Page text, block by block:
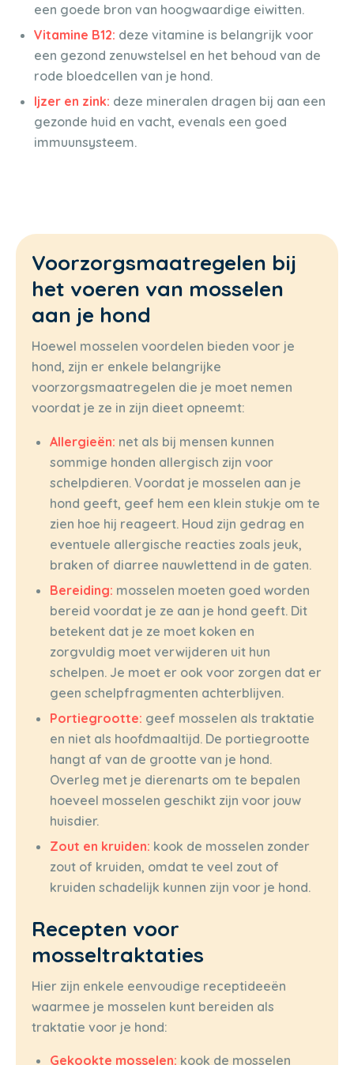
een goede bron van hoogwaardige eiwitten.
Vitamine B12: deze vitamine is belangrijk voor
een gezond zenuwstelsel en het behoud van de
rode bloedcellen van je hond.
Ijzer en zink: deze mineralen dragen bij aan een
gezonde huid en vacht, evenals een goed
immuunsysteem.
Voorzorgsmaatregelen bij
het voeren van mosselen
aan je hond
Hoewel mosselen voordelen bieden voor je
hond, zijn er enkele belangrijke
voorzorgsmaatregelen die je moet nemen
voordat je ze in zijn dieet opneemt:
Allergieën: net als bij mensen kunnen
sommige honden allergisch zijn voor
schelpdieren. Voordat je mosselen aan je
hond geeft, geef hem een klein stukje om te
zien hoe hij reageert. Houd zijn gedrag en
eventuele allergische reacties zoals jeuk,
braken of diarree nauwlettend in de gaten.
Bereiding: mosselen moeten goed worden
bereid voordat je ze aan je hond geeft. Dit
betekent dat je ze moet koken en
zorgvuldig moet verwijderen uit hun
schelpen. Je moet er ook voor zorgen dat er
geen schelpfragmenten achterblijven.
Portiegrootte: geef mosselen als traktatie
en niet als hoofdmaaltijd. De portiegrootte
hangt af van de grootte van je hond.
Overleg met je dierenarts om te bepalen
hoeveel mosselen geschikt zijn voor jouw
huisdier.
Zout en kruiden: kook de mosselen zonder
zout of kruiden, omdat te veel zout of
kruiden schadelijk kunnen zijn voor je hond.
Recepten voor
mosseltraktaties
Hier zijn enkele eenvoudige receptideeën
waarmee je mosselen kunt bereiden als
traktatie voor je hond:
Gekookte mosselen: kook de mosselen